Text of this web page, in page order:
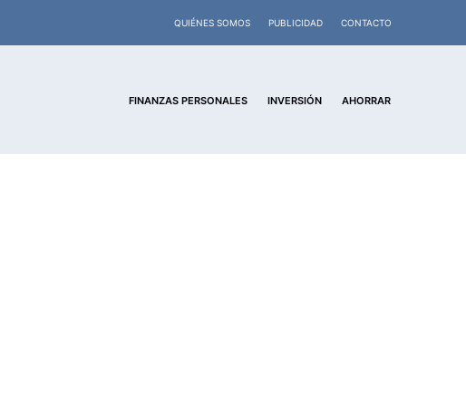
QUIÉNES SOMOS PUBLICIDAD CONTACTO
FINANZAS PERSONALES INVERSIÓN AHORRAR